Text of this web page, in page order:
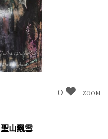
0 ZOOM
聖山飄雪